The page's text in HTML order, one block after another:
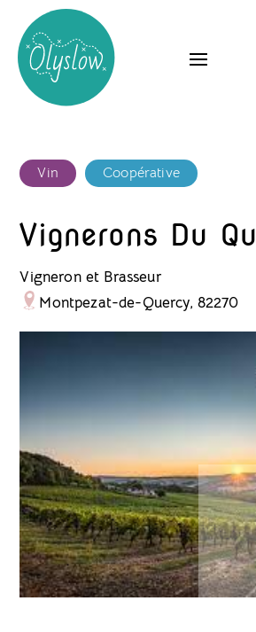
Vin Coopérative
Vignerons Du
Vigneron et Brasseur
Montpezat-de-Quercy, 82270